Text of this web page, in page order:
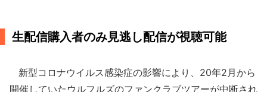
生配信購入者のみ見逃し配信が視聴可能
新型コロナウイルス感染症の影響により、20年2月から
開催していたウルフルズのファンクラブツアーが中断され